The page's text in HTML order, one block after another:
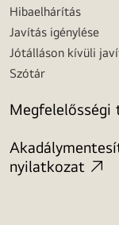
Hibaelhárítás
Javítás igénylése
Jótálláson kívüli
Szótár
nyilatkozat